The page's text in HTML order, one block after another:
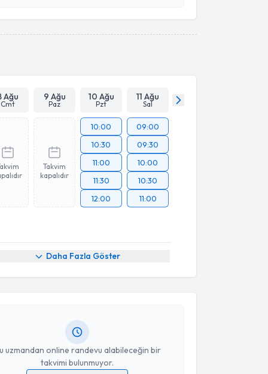
Ağu
Cmt
9 Ağu
Paz
10 Ağu
Pzt
11 Ağu
Sal
Takvim
kapalıdır
10:00
10:30
11:00
11:30
12:00
09:00
09:30
10:00
10:30
11:00
Daha Fazla Göster
uzmandan online randevu alabileceğin bir
takvimi bulunmuyor.
Talebi